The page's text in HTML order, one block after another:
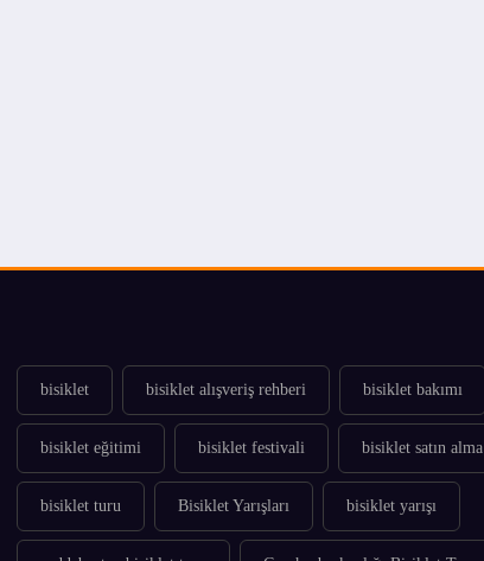
bisiklet bisiklet alışveriş rehberi bisiklet bakımı
bisiklet eğitimi bisiklet festivali bisiklet satın alma
bisiklet turu Bisiklet Yarışları bisiklet yarışı